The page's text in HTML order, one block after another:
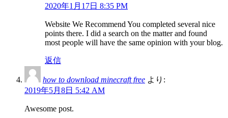
2020年1月17日 8:35 PM
Website We Recommend You completed several nice
points there. I did a search on the matter and found
most people will have the same opinion with your blog.
返信
how to download minecraft free より:
2019年5月8日 5:42 AM
Awesome post.